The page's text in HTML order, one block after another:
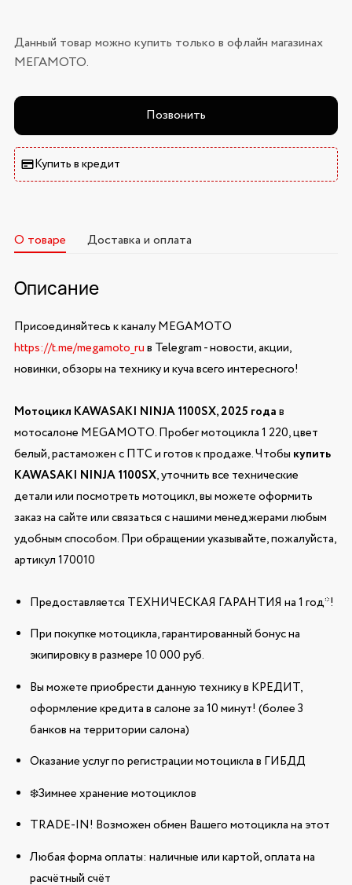
Данный товар можно купить только в офлайн магазинах
МЕГАМОТО.
Позвонить
Купить в кредит
О товаре Доставка и оплата
Описание
Присоединяйтесь к каналу MEGAMOTO
https://t.me/megamoto_ruв Telegram - новости, акции,
новинки, обзоры на технику и куча всего интересного!
Мотоцикл KAWASAKI NINJA 1100SX, 2025 годав
мотосалоне MEGAMOTO. Пробег мотоцикла 1 220, цвет
белый, растаможен с ПТС и готов к продаже. Чтобы купить
KAWASAKI NINJA 1100SX, уточнить все технические
детали или посмотреть мотоцикл, вы можете оформить
заказ на сайте или связаться с нашими менеджерами любым
удобным способом. При обращении указывайте, пожалуйста,
артикул 170010
Предоставляется ТЕХНИЧЕСКАЯ ГАРАНТИЯ на 1 год*!
При покупке мотоцикла, гарантированный бонус на
экипировку в размере 10 000 руб.
Вы можете приобрести данную технику в КРЕДИТ,
оформление кредита в салоне за 10 минут! (более 3
банков на территории салона)
Оказание услуг по регистрации мотоцикла в ГИБДД
❄️Зимнее хранение мотоциклов
TRADE-IN! Возможен обмен Вашего мотоцикла на этот
Любая форма оплаты: наличные или картой, оплата на
расчётный счёт